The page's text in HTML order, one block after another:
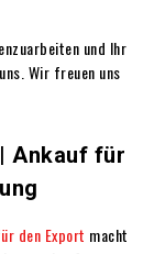
und Ihr
Wir freuen uns
Ankauf für
den Export macht